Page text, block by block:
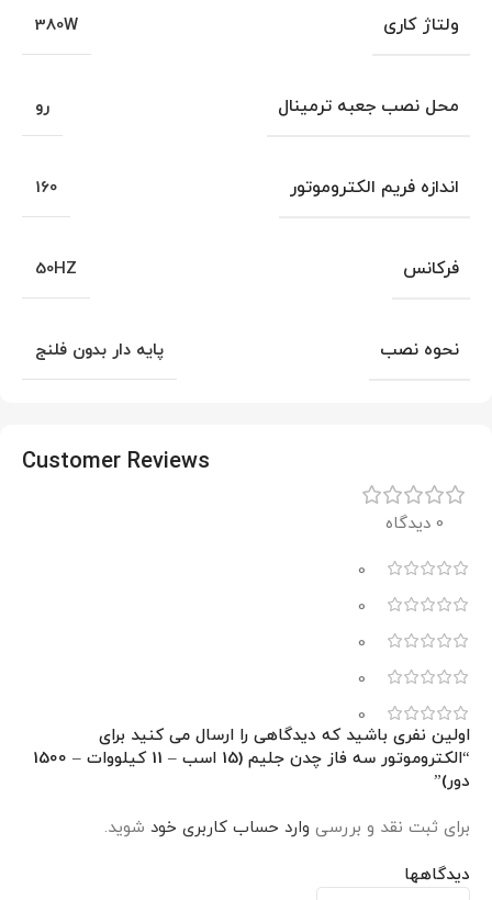
ولتاژ کاری 380W
محل نصب جعبه ترمینال رو
اندازه فریم الکتروموتور 160
فرکانس 50HZ
نحوه نصب پایه دار بدون فلنج
Customer Reviews
0 دیدگاه
0
0
0
0
0
دیدگاهها
اولین نفری باشید که دیدگاهی را ارسال می کنید برای
“الکتروموتور سه فاز چدن جلیم (15 اسب – 11 کیلووات – 1500
دور)”
برای ثبت نقد و بررسی وارد حساب کاربری خود شوید.